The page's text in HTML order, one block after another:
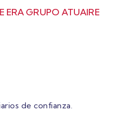
ERA GRUPO ATUAIRE
de confianza.